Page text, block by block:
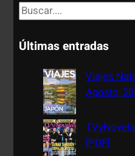
S
e
a
Últimas entradas
Viajes
Agosto,
[PDF]